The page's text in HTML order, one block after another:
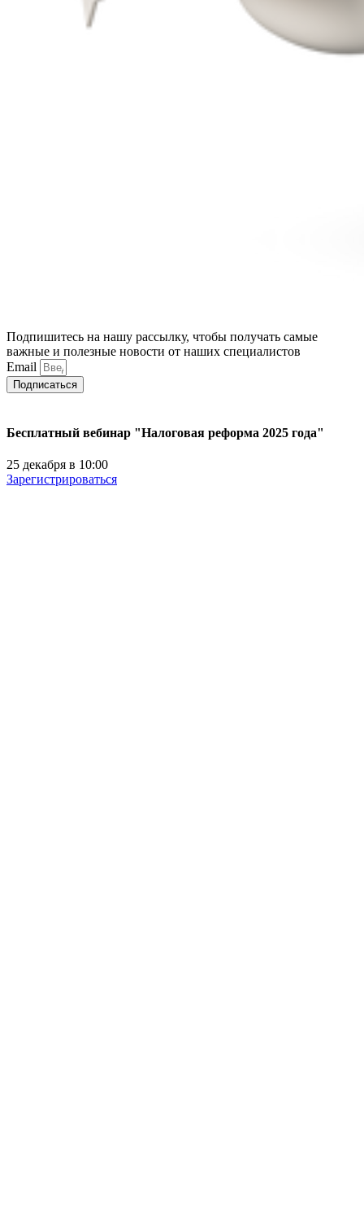
Подпишитесь на нашу рассылку, чтобы получать самые
важные и полезные новости от наших специалистов
Email
Подписаться
Бесплатный вебинар "Налоговая реформа 2025 года"
25 декабря в 10:00
Зарегистрироваться